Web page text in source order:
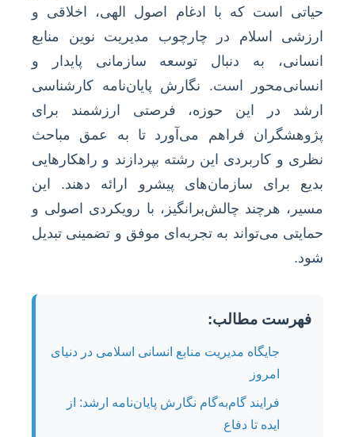
حیاتی است که با ادغام اصول الهی، اخلاقی و
ارزشی اسلام در چارچوب مدیریت نوین منابع
انسانی، به دنبال توسعه سازمانی پایدار و
انسانی‌محور است. نگارش پایان‌نامه کارشناسی
ارشد در این حوزه، فرصتی ارزشمند برای
پژوهشگران فراهم می‌آورد تا به عمق مباحث
نظری و کاربردی این رشته بپردازند و راهکارهایی
بدیع برای سازمان‌های پیشرو ارائه دهند. این
مسیر، هرچند چالش‌برانگیز، با رویکردی اصولی و
حمایتی می‌تواند به تجربه‌ای موفق و تضمینی تبدیل
شود.
فهرست مطالب:
جایگاه مدیریت منابع انسانی اسلامی در دنیای
امروز
فرایند گام‌به‌گام نگارش پایان‌نامه ارشد: از
ایده تا دفاع